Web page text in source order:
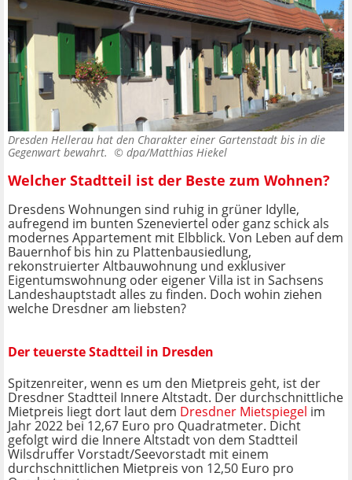
Dresden Hellerau hat den Charakter einer Gartenstadt bis in die
Gegenwart bewahrt. © dpa/Matthias Hiekel
Welcher Stadtteil ist der Beste zum Wohnen?
Dresdens Wohnungen sind ruhig in grüner Idylle,
aufregend im bunten Szeneviertel oder ganz schick als
modernes Appartement mit Elbblick. Von Leben auf dem
Bauernhof bis hin zu Plattenbausiedlung,
rekonstruierter Altbauwohnung und exklusiver
Eigentumswohnung oder eigener Villa ist in Sachsens
Landeshauptstadt alles zu finden. Doch wohin ziehen
welche Dresdner am liebsten?
Der teuerste Stadtteil in Dresden
Spitzenreiter, wenn es um den Mietpreis geht, ist der
Dresdner Stadtteil Innere Altstadt. Der durchschnittliche
Mietpreis liegt dort laut dem Dresdner Mietspiegel im
Jahr 2022 bei 12,67 Euro pro Quadratmeter. Dicht
gefolgt wird die Innere Altstadt von dem Stadtteil
Wilsdruffer Vorstadt/Seevorstadt mit einem
durchschnittlichen Mietpreis von 12,50 Euro pro